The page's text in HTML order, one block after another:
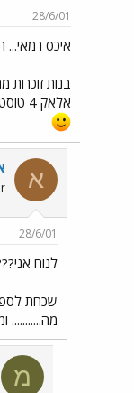
28/6/01
איכס רמאי...
בנות
אלאק 4 טוסטים.. גם אכל וגם הלך לנוח שלא יירד גרם חלילה..(
א
28/6/01
לנוח
שכחת
מה...........
מ